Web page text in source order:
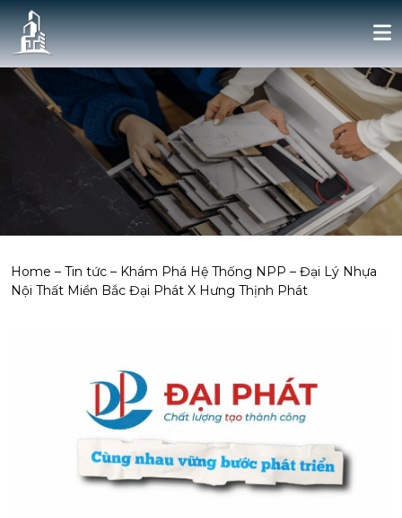
Home – Tin tức – Khám Phá Hệ Thống NPP – Đại Lý Nhựa
Nội Thất Miền Bắc Đại Phát X Hưng Thịnh Phát